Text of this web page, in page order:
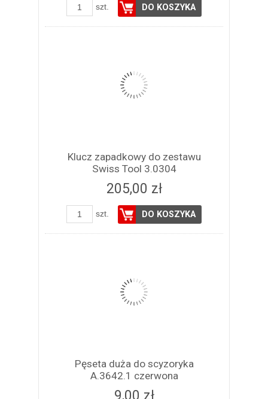
szt. DO KOSZYKA
Klucz zapadkowy do zestawu
Swiss Tool 3.0304
205,00 zł
szt. DO KOSZYKA
Pęseta duża do scyzoryka
A.3642.1 czerwona